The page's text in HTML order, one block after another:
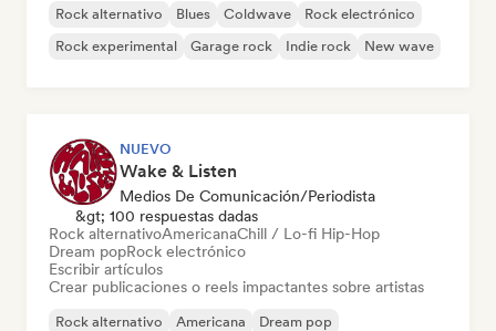
Rock alternativo Blues Coldwave
Rock electrónico
Rock experimental
Garage rock Indie rock New wave
NUEVO
Wake & Listen
Medios De Comunicación/Periodista
&gt; 100 respuestas dadas
Rock alternativoAmericanaChill / Lo-fi Hip-Hop
Dream popRock electrónico
Escribir artículos
Crear publicaciones o reels impactantes sobre artistas
Rock alternativo Americana
Dream pop